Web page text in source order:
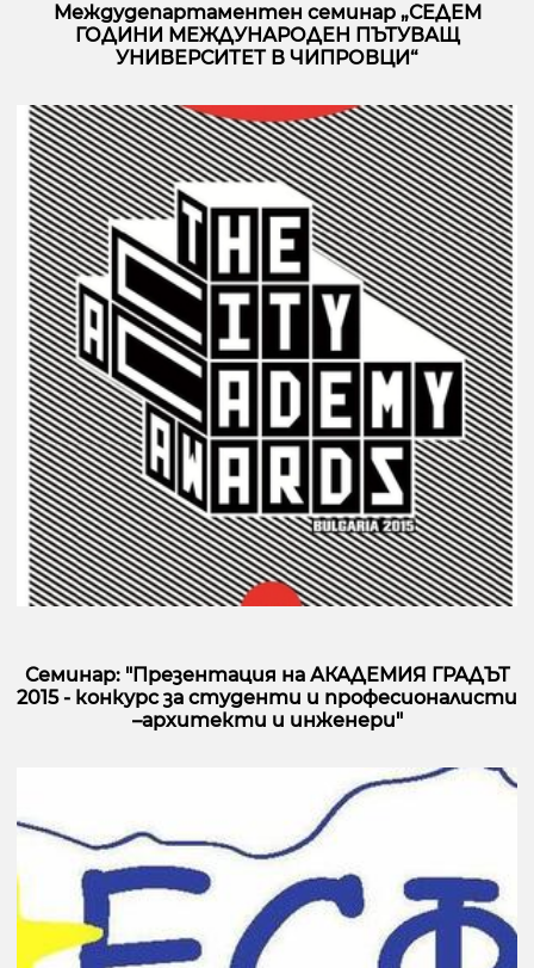
Междудепартаментен семинар „СЕДЕМ
ГОДИНИ МЕЖДУНАРОДЕН ПЪТУВАЩ
УНИВЕРСИТЕТ В ЧИПРОВЦИ“
Семинар: "Презентация на АКАДЕМИЯ ГРАДЪТ
2015 - конкурс за студенти и професионалисти
–архитекти и инженери"